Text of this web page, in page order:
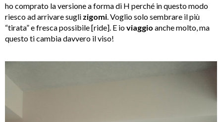
ho comprato la versione a forma di H perché in questo modo
riesco ad arrivare sugli zigomi . Voglio solo sembrare il più
“tirata” e fresca possibile [ride]. E ioviaggio anche molto, ma
questo ti cambia davvero il viso!